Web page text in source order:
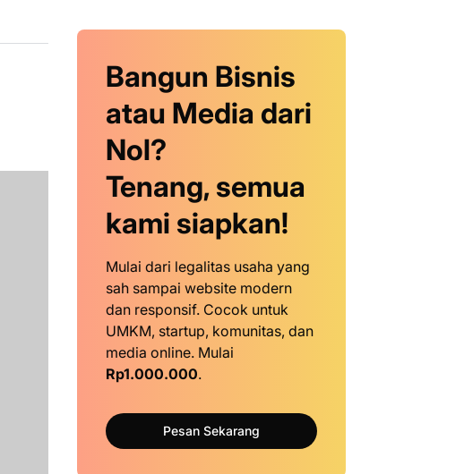
Bangun Bisnis
atau Media dari
Nol?
Tenang, semua
kami siapkan!
Mulai dari legalitas usaha yang
sah sampai website modern
dan responsif. Cocok untuk
UMKM, startup, komunitas, dan
media online. Mulai
Rp1.000.000.
Pesan Sekarang